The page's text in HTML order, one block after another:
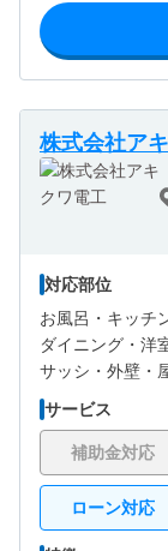
株式会社ア
対応部位
お風呂・ キッチ
ダイニング・ 洋
サッシ・ 外壁・
サービス
補助金対応
ローン対応